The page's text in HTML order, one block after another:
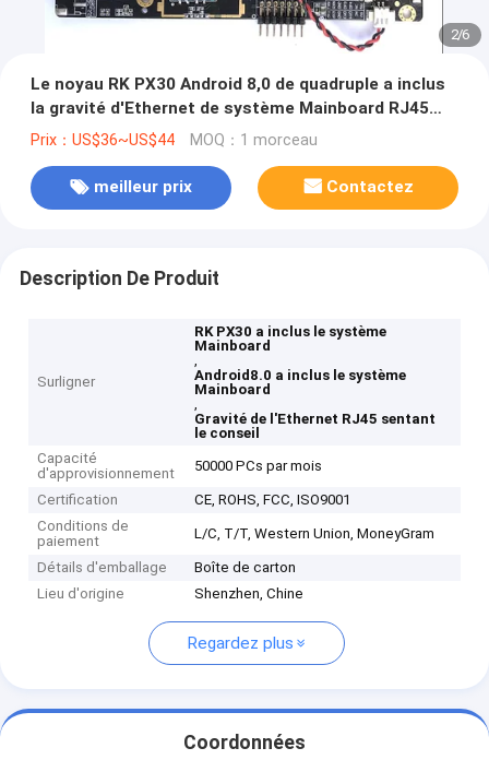
2/6
Le noyau RK PX30 Android 8,0 de quadruple a inclus
la gravité d'Ethernet de système Mainboard RJ45
sentant le conseil
Prix：US$36~US$44 MOQ：1 morceau
meilleur prix Contactez
Description De Produit
Surligner
RK PX30 a inclus le système
Mainboard
,
Android8.0 a inclus le système
Mainboard
,
Gravité de l'Ethernet RJ45 sentant
le conseil
Capacité
d'approvisionnement
50000 PCs par mois
Certification
CE, ROHS, FCC, ISO9001
Conditions de
paiement
L/C, T/T, Western Union, MoneyGram
Détails d'emballage
Boîte de carton
Lieu d'origine
Shenzhen, Chine
Regardez plus
Coordonnées